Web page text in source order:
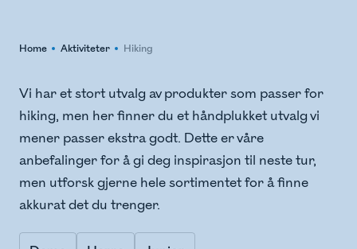
Home Aktiviteter Hiking
Vi har et stort utvalg av produkter som passer for
hiking, men her finner du et håndplukket utvalg vi
mener passer ekstra godt. Dette er våre
anbefalinger for å gi deg inspirasjon til neste tur,
men utforsk gjerne hele sortimentet for å finne
akkurat det du trenger.